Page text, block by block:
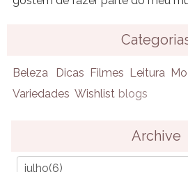
Beleza Dicas Filmes Leitura
Variedades Wishlist blogs
Archive